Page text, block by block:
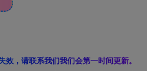
，请联系我们我们会第一时间更新。